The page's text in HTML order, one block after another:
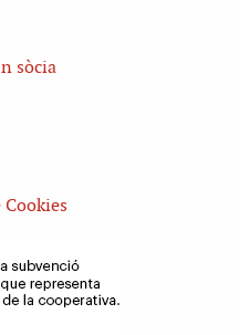
sòcia